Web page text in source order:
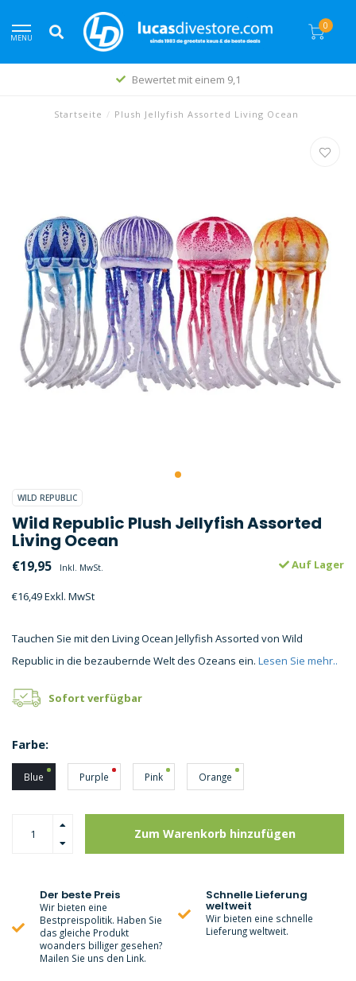
MENU
0
Bewertet mit einem 9,1
Startseite / Plush Jellyfish Assorted Living Ocean
WILD REPUBLIC
Wild Republic Plush Jellyfish Assorted
Living Ocean
€19,95 Inkl. MwSt.
€16,49 Exkl. MwSt
Auf Lager
Tauchen Sie mit den Living Ocean Jellyfish Assorted von Wild
Republic in die bezaubernde Welt des Ozeans ein. Lesen Sie mehr..
Sofort verfügbar
Farbe:
Blue Purple Pink Orange
Zum Warenkorb hinzufügen
Der beste Preis
Wir bieten eine
Bestpreispolitik. Haben Sie
das gleiche Produkt
woanders billiger gesehen?
Mailen Sie uns den Link.
Schnelle Lieferung
weltweit
Wir bieten eine schnelle
Lieferung weltweit.